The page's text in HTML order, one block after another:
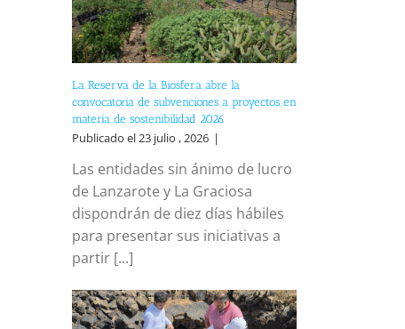
La Reserva de la Biosfera abre la
convocatoria de subvenciones a proyectos en
materia de sostenibilidad 2026
Publicado el 23 julio , 2026 |
Las entidades sin ánimo de lucro
de Lanzarote y La Graciosa
dispondrán de diez días hábiles
para presentar sus iniciativas a
partir [...]